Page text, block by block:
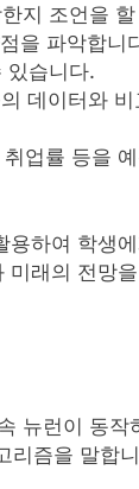
지 조언을
을 파악합니
있습니다.
데이터와
업률 등을
하여 학생
래의 전망
뉴런이 동작
즘을 말합